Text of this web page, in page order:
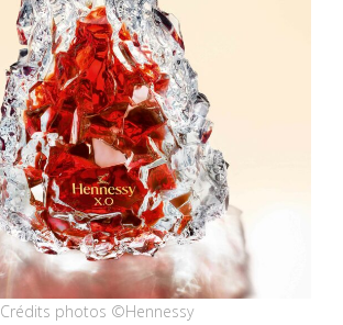
Crédits photos ©Hennessy